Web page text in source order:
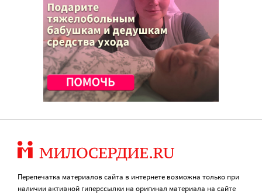
Перепечатка материалов сайта в интернете возможна только при
наличии активной гиперссылки на оригинал материала на сайте